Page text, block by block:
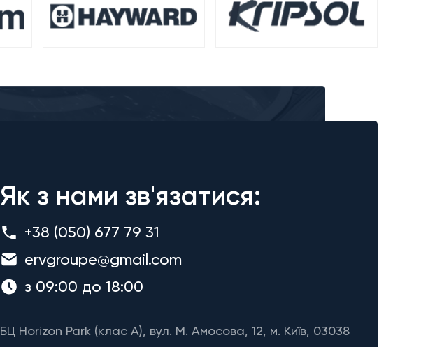
Як з нами зв'язатися:
+38 (050) 677 79 31
ervgroupe@gmail.com
з 09:00 до 18:00
БЦ Horizon Park (клас A), вул. М. Амосова, 12, м. Київ, 03038